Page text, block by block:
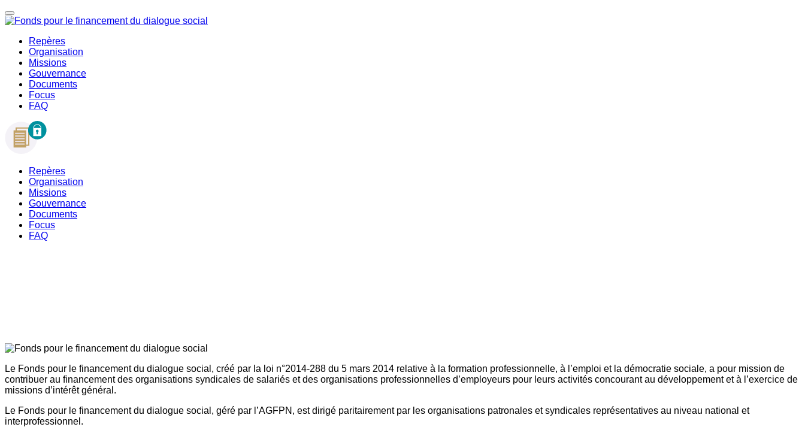
Repères
Organisation
Missions
Gouvernance
Documents
Focus
FAQ
Repères
Organisation
Missions
Gouvernance
Documents
Focus
FAQ
Le Fonds pour le financement du dialogue social, créé par la loi n°2014-288 du 5 mars 2014 relative à la formation professionnelle, à l’emploi et la démocratie sociale, a pour mission de
contribuer au financement des organisations syndicales de salariés et des organisations professionnelles d’employeurs pour leurs activités concourant au développement et à l’exercice de
missions d’intérêt général.
Le Fonds pour le financement du dialogue social, géré par l’AGFPN, est dirigé paritairement par les organisations patronales et syndicales représentatives au niveau national et
interprofessionnel.